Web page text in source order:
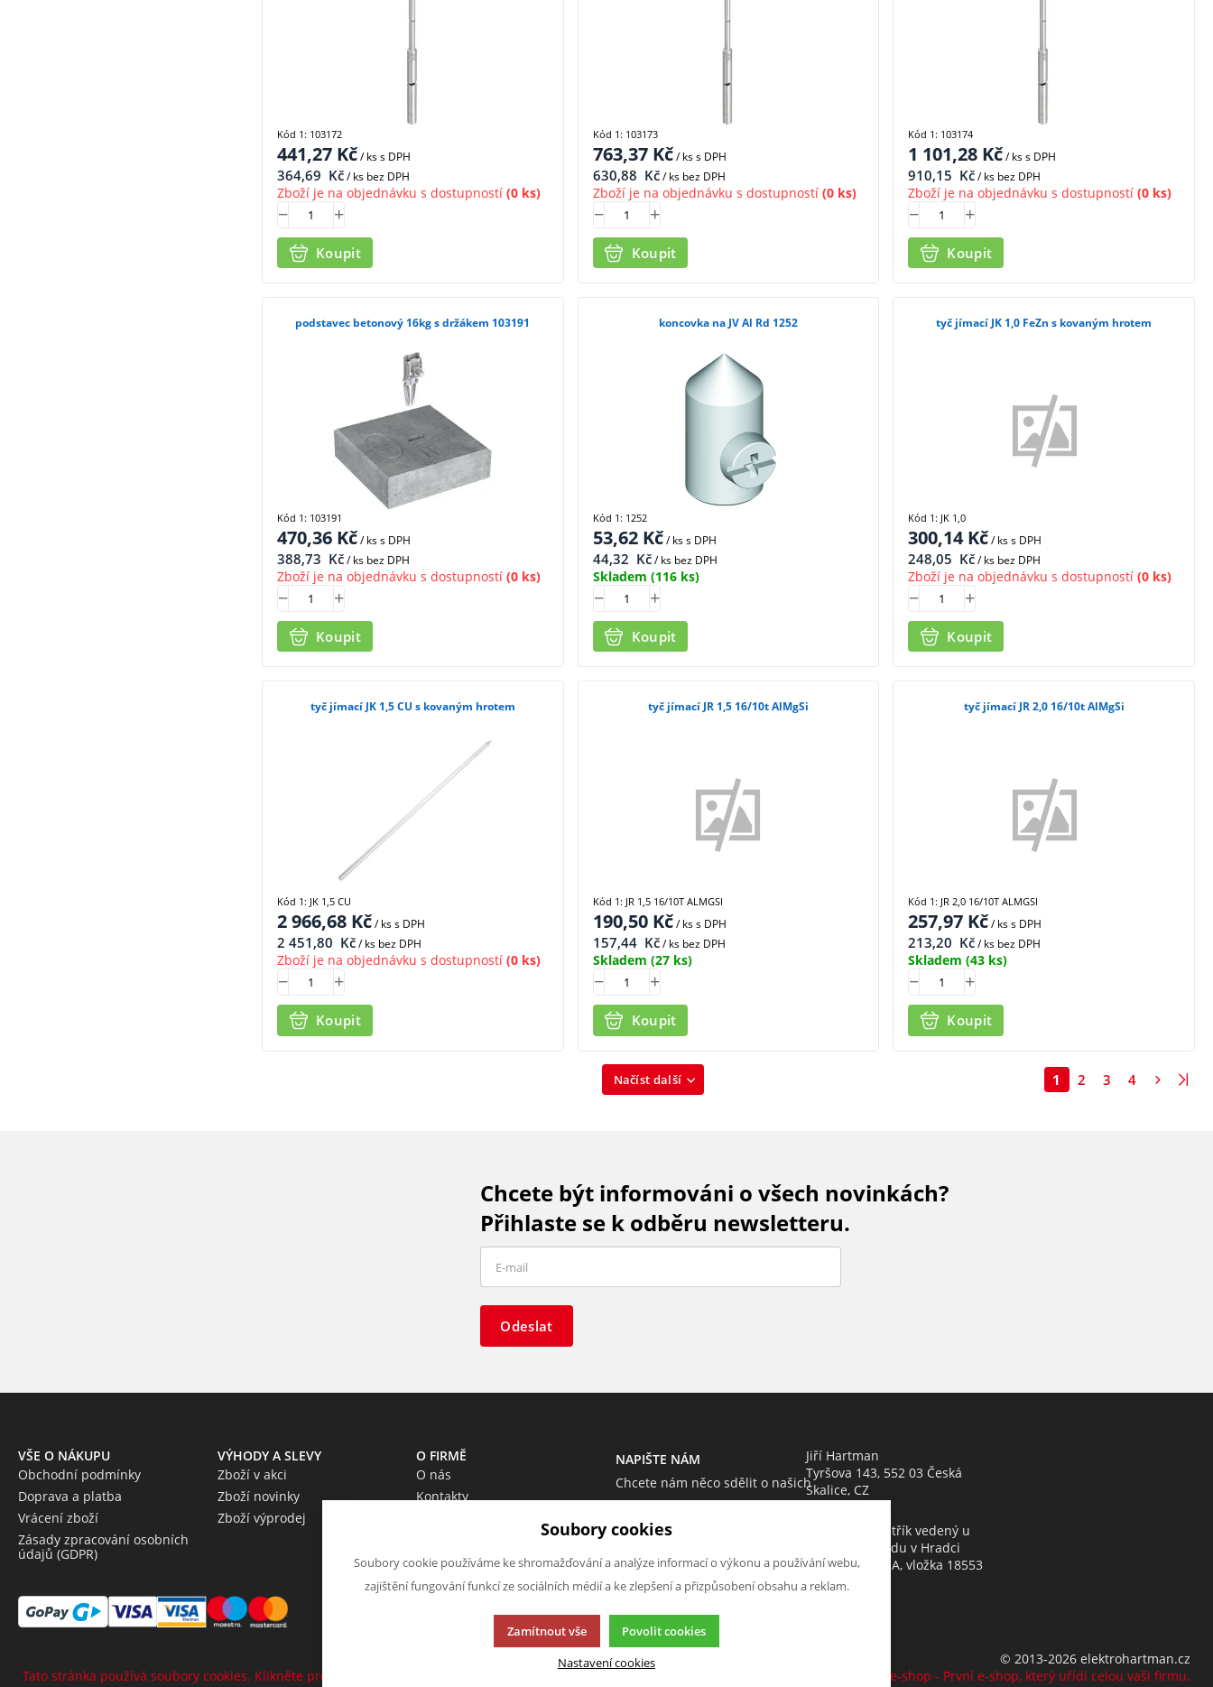
441,27 Kč/ kss DPH
364,69 Kč/ ks bez DPH
Zboží je na objednávku s dostupností (0 ks)
Koupit
Kód 1: 103172
763,37Kč/ kss DPH
630,88 Kč/ ks bez DPH
Zboží je na objednávku s dostupností(0 ks)
Koupit
Kód 1: 103173
1 101,28 Kč/ kss DPH
910,15 Kč/ ks bez DPH
Zboží je na objednávku s dostupností (0 ks)
Koupit
Kód 1: 103174
podstavec betonový 16kg s držákem 103191
470,36 Kč/ kss DPH
388,73 Kč/ ks bez DPH
Zboží je na objednávku s dostupností (0 ks)
Koupit
Kód 1: 103191
koncovka na JV Al Rd 1252
53,62Kč/ kss DPH
44,32 Kč/ ks bez DPH
Skladem (116 ks)
Koupit
Kód 1: 1252
tyč jímací JK 1,0 FeZn s kovaným hrotem
300,14Kč/ kss DPH
248,05 Kč/ ks bez DPH
Zboží je na objednávku s dostupností (0 ks)
Koupit
Kód 1: JK 1,0
tyč jímací JK 1,5 CU s kovaným hrotem
2 966,68 Kč/ kss DPH
2 451,80 Kč/ ks bez DPH
Zboží je na objednávku s dostupností (0 ks)
Koupit
Kód 1: JK 1,5 CU
tyč jímací JR 1,5 16/10t AlMgSi
190,50Kč/ kss DPH
157,44 Kč/ ks bez DPH
Skladem (27 ks)
Koupit
Kód 1: JR 1,5 16/10T ALMGSI
tyč jímací JR 2,0 16/10t AlMgSi
257,97 Kč/ kss DPH
213,20 Kč/ ks bez DPH
Skladem (43 ks)
Koupit
Kód 1: JR 2,0 16/10T ALMGSI
Načíst další 1 2 3 4
Chcete být informováni o všech novinkách?
Přihlaste se k odběru newsletteru.
Odeslat
VŠE O NÁKUPU
Obchodní podmínky
Doprava a platba
Vrácení zboží
Zásady zpracování osobních
údajů (GDPR)
VÝHODY A SLEVY
Zboží v akci
Zboží novinky
Zboží výprodej
O FIRMĚ
O nás
Kontakty
NAPIŠTE NÁM
Chcete nám něco sdělit o našich
Neváhejte napsat.
Chci napsat zprávu
Jiří Hartman
Tyršova 143, 552 03 Česká
Skalice, CZ
Obchodní rejstřík vedený u
Krajského soudu v Hradci
Králové, oddíl A, vložka 18553
Tato stránka používá soubory cookies. Klikněte pro více informací.
© 2013-2026 elektrohartman.cz
K2 e-shop - První e-shop, který uřídí celou vaši firmu.
Soubory cookies
Soubory cookie používáme ke shromažďování a analýze informací o výkonu a používání webu,
zajištění fungování funkcí ze sociálních médií a ke zlepšení a přizpůsobení obsahu a reklam.
Zamítnout vše Povolit cookies
Nastavení cookies